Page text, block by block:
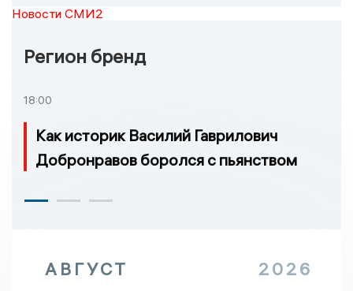
Новости СМИ2
Регион бренд
18:00
Как историк Василий Гаврилович
Добронравов боролся с пьянством
АВГУСТ 2026